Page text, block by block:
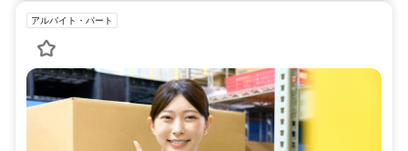
アルバイト・パート